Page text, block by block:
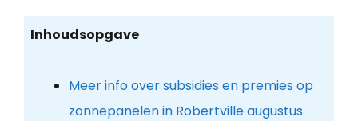
Inhoudsopgave
Meer info over subsidies en premies op
zonnepanelen in Robertville augustus